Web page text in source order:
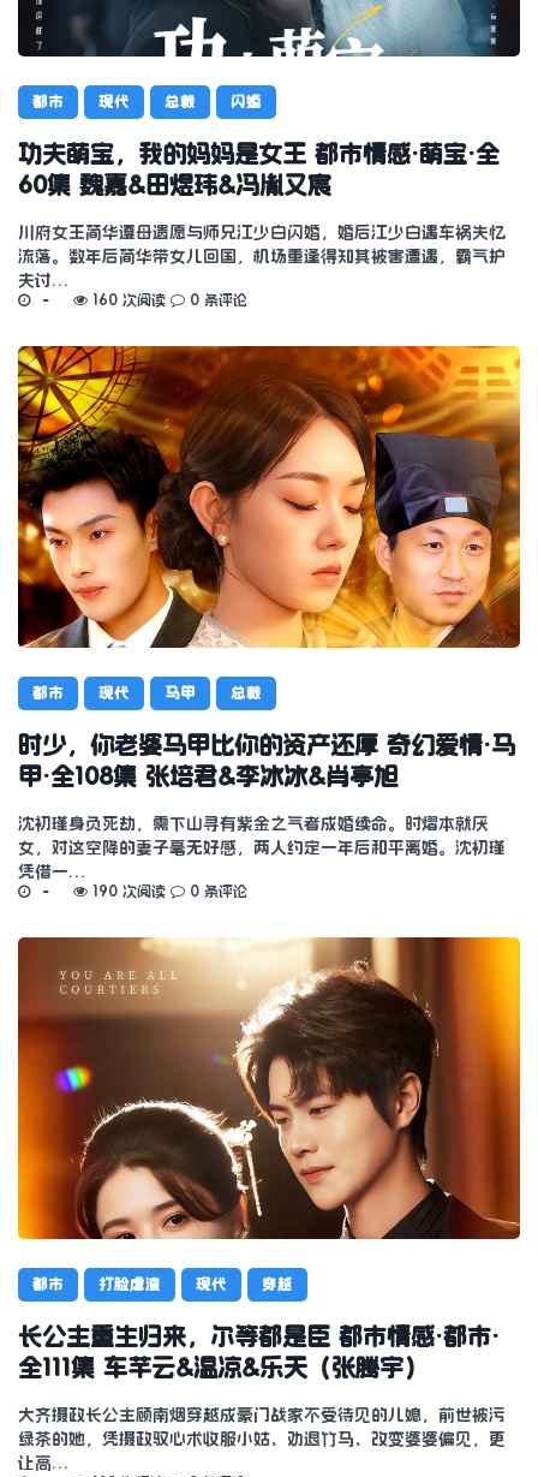
都市 现代 总裁 闪婚
功夫萌宝，我的妈妈是女王 都市情感·萌宝·全
60集 魏嘉&田煜玮&冯胤又宸
川府女王简华遵母遗愿与师兄江少白闪婚，婚后江少白遇车祸失忆
流落。数年后简华带女儿回国，机场重逢得知其被害遭遇，霸气护
夫讨…
160 次阅读 0 条评论
都市 现代 马甲 总裁
时少，你老婆马甲比你的资产还厚 奇幻爱情·马
甲·全108集 张培君&李冰冰&肖亭旭
沈初瑾身负死劫，需下山寻有紫金之气者成婚续命。时熠本就厌
女，对这空降的妻子毫无好感，两人约定一年后和平离婚。沈初瑾
凭借一…
190 次阅读 0 条评论
都市 打脸虐渣 现代 穿越
长公主重生归来，尔等都是臣 都市情感·都市·
全111集 车芊云&温凉&乐天（张腾宇）
大齐摄政长公主顾南烟穿越成豪门战家不受待见的儿媳，前世被污
绿茶的她，凭摄政驭心术收服小姑、劝退竹马、改变婆婆偏见，更
让高…